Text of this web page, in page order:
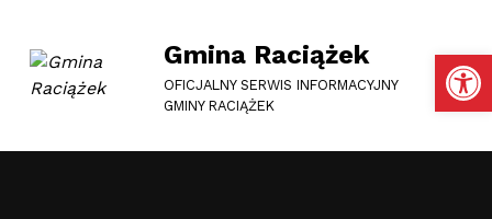
Otwórz pasek narzędzi
Gmina Raciążek
OFICJALNY SERWIS INFORMACYJNY
GMINY RACIĄŻEK